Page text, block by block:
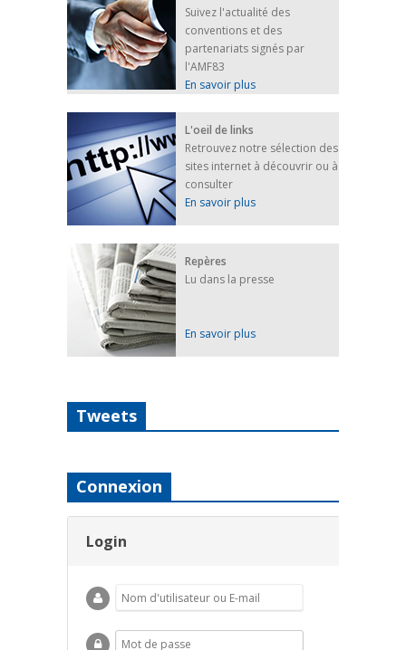
Suivez l'actualité des
conventions et des
partenariats signés par
l'AMF83
En savoir plus
L'oeil de links
Retrouvez notre sélection des
sites internet à découvrir ou à
consulter
En savoir plus
Repères
Lu dans la presse
En savoir plus
Tweets
Connexion
Login